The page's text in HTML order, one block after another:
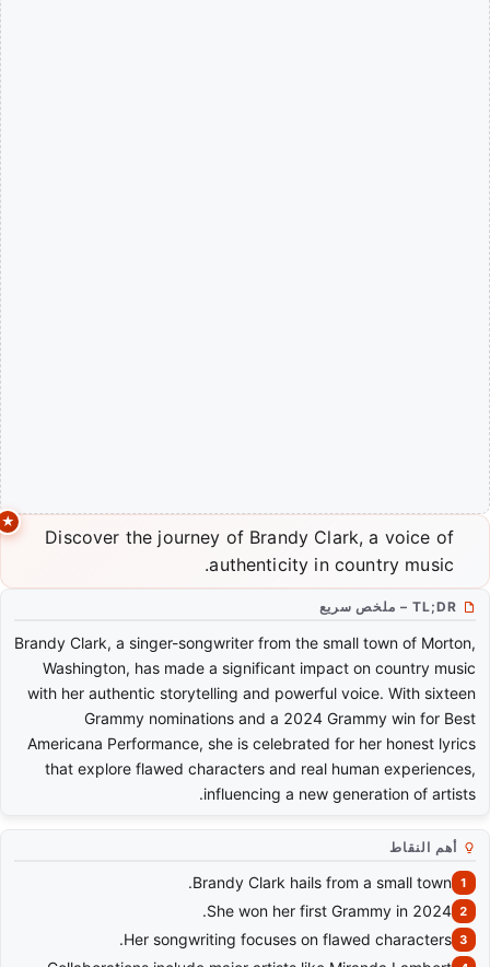
Discover the journey of Brandy Clark, a voice of
authenticity in country music.
TL;DR – ملخص سريع
Brandy Clark, a singer-songwriter from the small town of Morton,
Washington, has made a significant impact on country music
with her authentic storytelling and powerful voice. With sixteen
Grammy nominations and a 2024 Grammy win for Best
Americana Performance, she is celebrated for her honest lyrics
that explore flawed characters and real human experiences,
influencing a new generation of artists.
أهم النقاط
Brandy Clark hails from a small town.
She won her first Grammy in 2024.
Her songwriting focuses on flawed characters.